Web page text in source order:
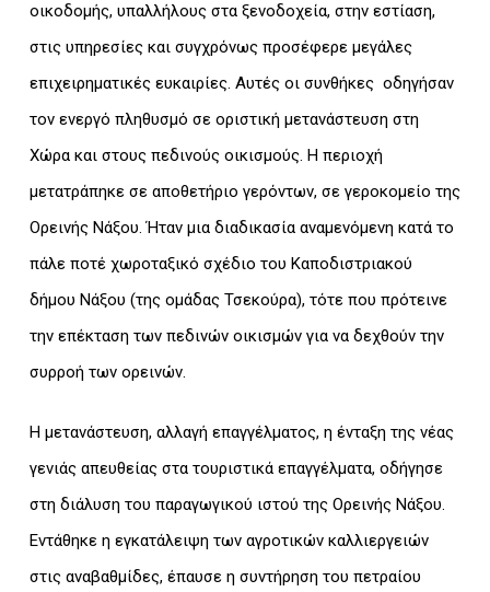
οικοδομής, υπαλλήλους στα ξενοδοχεία, στην εστίαση,
στις υπηρεσίες και συγχρόνως προσέφερε μεγάλες
επιχειρηματικές ευκαιρίες. Αυτές οι συνθήκες οδηγήσαν
τον ενεργό πληθυσμό σε οριστική μετανάστευση στη
Χώρα και στους πεδινούς οικισμούς. Η περιοχή
μετατράπηκε σε αποθετήριο γερόντων, σε γεροκομείο της
Ορεινής Νάξου. Ήταν μια διαδικασία αναμενόμενη κατά το
πάλε ποτέ χωροταξικό σχέδιο του Καποδιστριακού
δήμου Νάξου (της ομάδας Τσεκούρα), τότε που πρότεινε
την επέκταση των πεδινών οικισμών για να δεχθούν την
συρροή των ορεινών.
Η μετανάστευση, αλλαγή επαγγέλματος, η ένταξη της νέας
γενιάς απευθείας στα τουριστικά επαγγέλματα, οδήγησε
στη διάλυση του παραγωγικού ιστού της Ορεινής Νάξου.
Εντάθηκε η εγκατάλειψη των αγροτικών καλλιεργειών
στις αναβαθμίδες, έπαυσε η συντήρηση του πετραίου